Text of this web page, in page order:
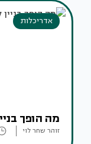
אדריכלות
מה הופך
זוהר שחר לוי